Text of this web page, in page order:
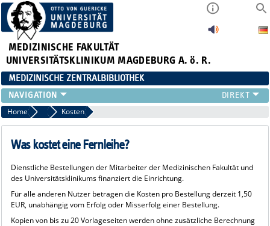
MEDIZINISCHE FAKULTÄT
UNIVERSITÄTSKLINIKUM MAGDEBURG A. ö. R.
MEDIZINISCHE ZENTRALBIBLIOTHEK
LITERATURSUCHE
SERVICE
INFORMATIONSKOMPETENZ
PUBLIZIEREN
SUCHE A-Z
Home FAQ Fernleihe
Kosten
Was kostet eine Fernleihe?
Dienstliche Bestellungen der Mitarbeiter der Medizinischen Fakultät und
des Universitätsklinikums finanziert die Einrichtung.
Für alle anderen Nutzer betragen die Kosten pro Bestellung derzeit 1,50
EUR, unabhängig vom Erfolg oder Misserfolg einer Bestellung.
Kopien von bis zu 20 Vorlageseiten werden ohne zusätzliche Berechnung